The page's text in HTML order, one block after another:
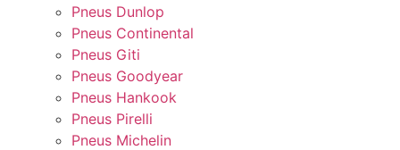
Pneus Dunlop
Pneus Continental
Pneus Giti
Pneus Goodyear
Pneus Hankook
Pneus Pirelli
Pneus Michelin